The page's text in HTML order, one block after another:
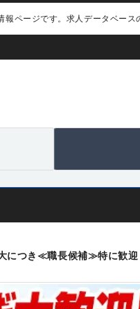
ページです。求人データベース
につき≪職長候補≫特に歓